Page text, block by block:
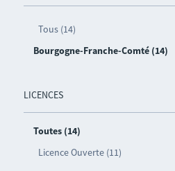
Tous (14)
Bourgogne-Franche-Comté (14)
LICENCES
Toutes (14)
Licence Ouverte (11)